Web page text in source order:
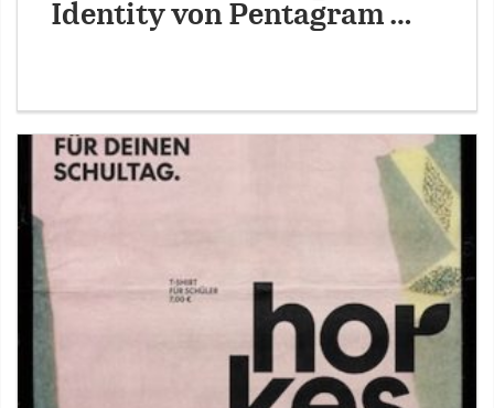
Identity von Pentagram …